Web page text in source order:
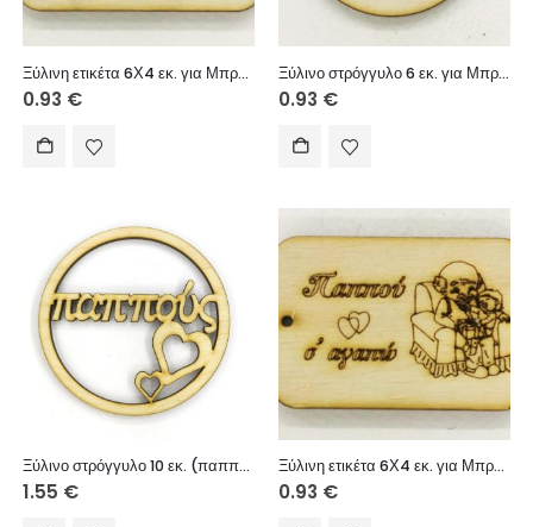
Ξύλινη ετικέτα 6Χ4 εκ. για Μπρελόκ (Γιαγιά σ’ αγαπώ κορίτσι)
0.93 €
Ξύλινο στρόγγυλο 6 εκ. για Μπρελόκ (Έχω την καλύτερη γιαγιά κορίτσι)
0.93 €
Ξύλινο στρόγγυλο 10 εκ. (παππούς)
1.55 €
Ξύλινη ετικέτα 6Χ4 εκ. για Μπρελόκ (Παππού σ’ αγαπώ αγόρι)
0.93 €